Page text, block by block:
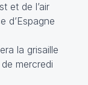
et de l’air
d’Espagne
la grisaille
mercredi